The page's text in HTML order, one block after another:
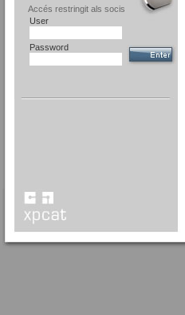
Accés restringit als socis
User
Password